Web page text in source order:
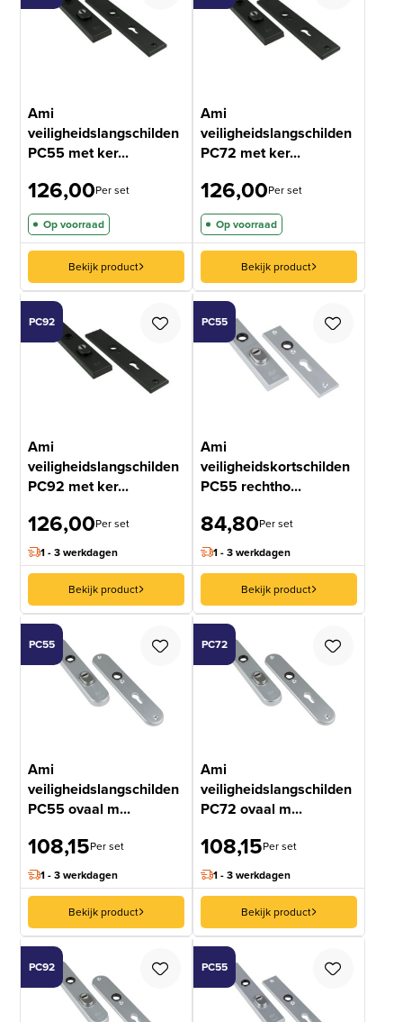
Ami
veiligheidslangschilden
PC55 met ker...
126,00Per set
Op voorraad
Bekijk product
Ami
veiligheidslangschilden
PC72 met ker...
126,00Per set
Op voorraad
Bekijk product
PC92
Ami
veiligheidslangschilden
PC92 met ker...
126,00Per set
1 - 3 werkdagen
Bekijk product
PC55
Ami
veiligheidskortschilden
PC55 rechtho...
84,80Per set
1 - 3 werkdagen
Bekijk product
PC55
Ami
veiligheidslangschilden
PC55 ovaal m...
108,15Per set
1 - 3 werkdagen
Bekijk product
PC72
Ami
veiligheidslangschilden
PC72 ovaal m...
108,15Per set
1 - 3 werkdagen
Bekijk product
PC92 PC55